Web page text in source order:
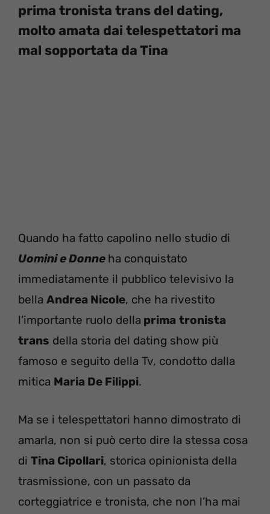
prima tronista trans del dating,
molto amata dai telespettatori ma
mal sopportata da Tina
Quando ha fatto capolino nello studio di
Uomini e Donne ha conquistato
immediatamente il pubblico televisivo la
bella Andrea Nicole, che ha rivestito
l’importante ruolo della prima tronista
trans della storia del dating show più
famoso e seguito della Tv, condotto dalla
mitica Maria De Filippi.
Ma se i telespettatori hanno dimostrato di
amarla, non si può certo dire la stessa cosa
di Tina Cipollari, storica opinionista della
trasmissione, con un passato da
corteggiatrice e tronista, che non l’ha mai